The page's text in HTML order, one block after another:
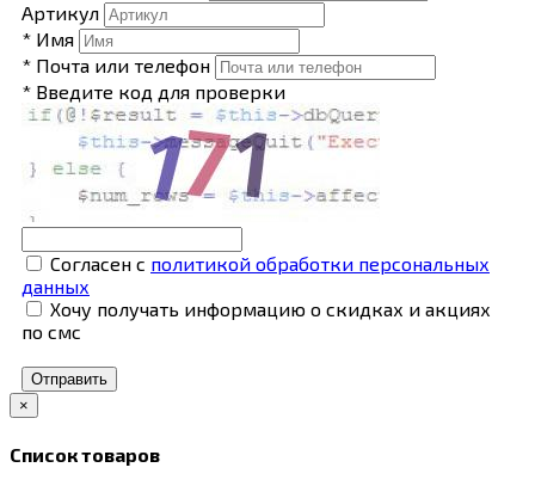
Артикул
* Имя
* Почта или телефон
* Введите код для проверки
Согласен с политикой обработки персональных
данных
Хочу получать информацию о скидках и акциях
по смс
Отправить
×
Список товаров